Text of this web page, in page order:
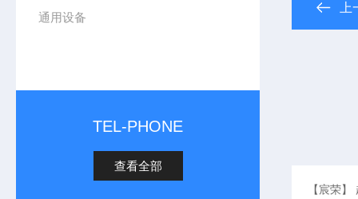
通用设备
TEL-PHONE
查看全部